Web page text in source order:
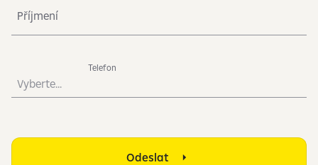
Příjmení
Vyberte...
Telefon
Odeslat